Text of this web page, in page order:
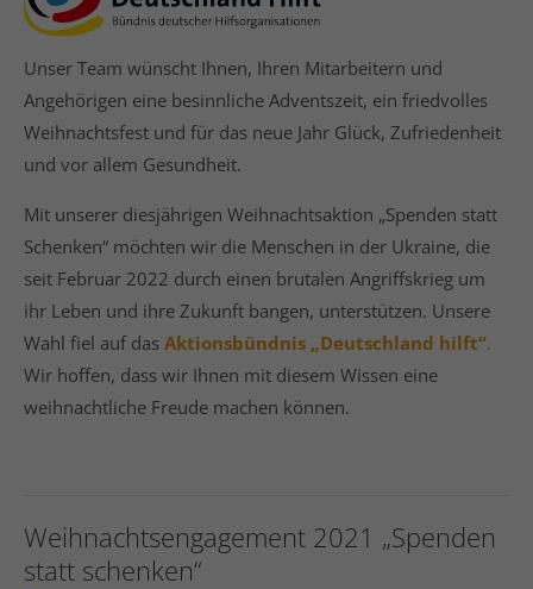
Unser Team wünscht Ihnen, Ihren Mitarbeitern und
Angehörigen eine besinnliche Adventszeit, ein friedvolles
Weihnachtsfest und für das neue Jahr Glück, Zufriedenheit
und vor allem Gesundheit.
Mit unserer diesjährigen Weihnachtsaktion „Spenden statt
Schenken“ möchten wir die Menschen in der Ukraine, die
seit Februar 2022 durch einen brutalen Angriffskrieg um
ihr Leben und ihre Zukunft bangen, unterstützen. Unsere
Wahl fiel auf dasAktionsbündnis „Deutschland hilft“.
Wir hoffen, dass wir Ihnen mit diesem Wissen eine
weihnachtliche Freude machen können.
Weihnachtsengagement 2021 „Spenden
statt schenken“